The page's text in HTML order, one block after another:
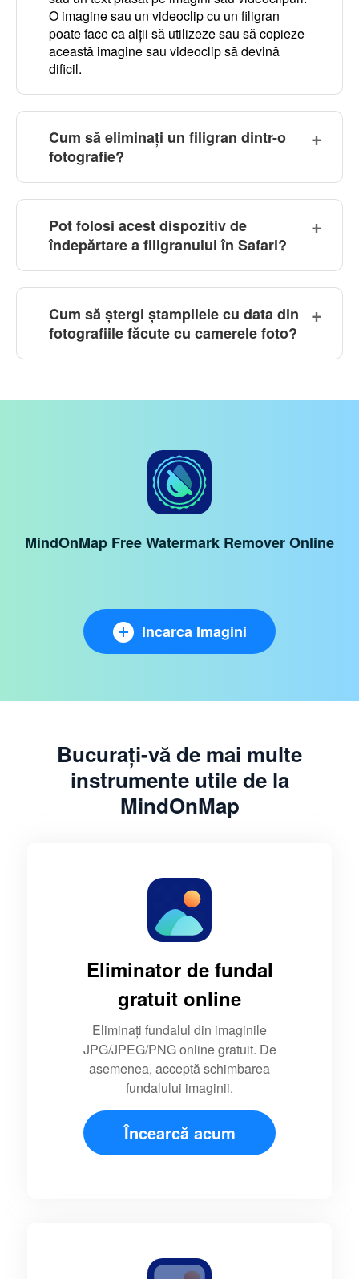
O imagine sau un videoclip cu un filigran
poate face ca alții să utilizeze sau să copieze
această imagine sau videoclip să devină
dificil.
Cum să eliminați un filigran dintr-o
fotografie?
Pot folosi acest dispozitiv de
îndepărtare a filigranului în Safari?
Cum să ștergi ștampilele cu data din
fotografiile făcute cu camerele foto?
MindOnMap Free Watermark Remover Online
Incarca Imagini
Bucurați-vă de mai multe
instrumente utile de la
MindOnMap
Eliminator de fundal
gratuit online
Eliminați fundalul din imaginile
JPG/JPEG/PNG online gratuit. De
asemenea, acceptă schimbarea
fundalului imaginii.
Încearcă acum